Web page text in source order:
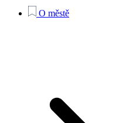
O městě